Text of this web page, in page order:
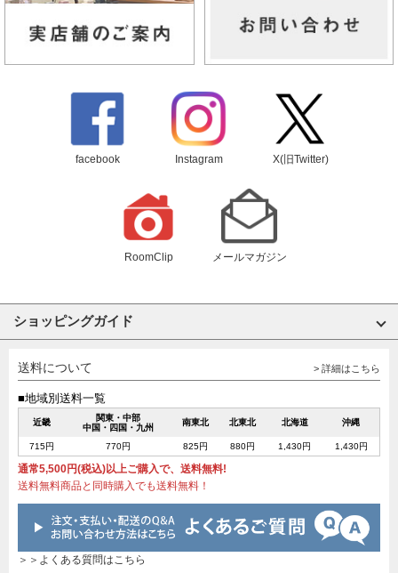
facebook Instagram X(旧Twitter)
RoomClip メールマガジン
ショッピングガイド
送料について > 詳細はこちら
■地域別送料一覧
近畿
関東・中部
中国・四国・九州
南東北 北東北 北海道 沖縄
715円 770円 825円 880円 1,430円 1,430円
通常5,500円(税込)以上ご購入で、送料無料!
送料無料商品と同時購入でも送料無料！
＞＞よくある質問はこちら